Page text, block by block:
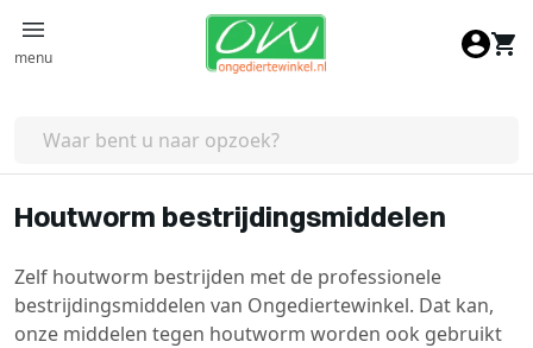
menu
Houtworm bestrijdingsmiddelen
Zelf houtworm bestrijden met de professionele
bestrijdingsmiddelen van Ongediertewinkel. Dat kan,
onze middelen tegen houtworm worden ook gebruikt